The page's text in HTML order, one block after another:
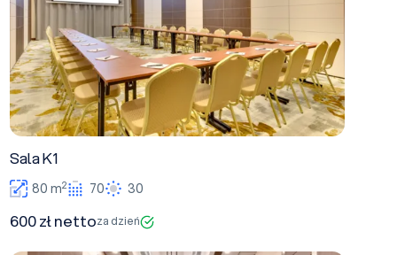
Sala K1
80 m2 70 30
600 zł nettoza dzień